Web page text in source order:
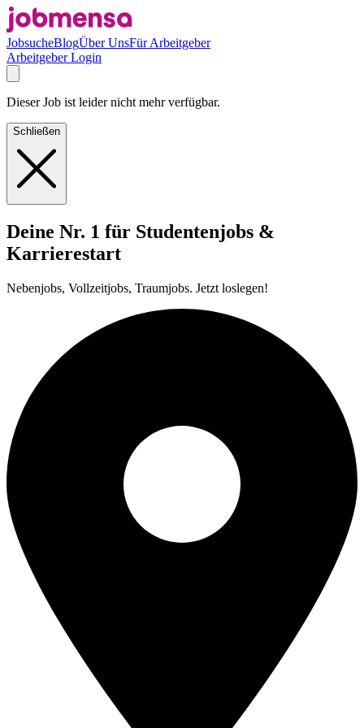
JobsucheBlogÜber UnsFür Arbeitgeber
Arbeitgeber Login
Dieser Job ist leider nicht mehr verfügbar.
Schließen
Deine Nr. 1 für Studentenjobs &
Karrierestart
Nebenjobs, Vollzeitjobs, Traumjobs. Jetzt loslegen!